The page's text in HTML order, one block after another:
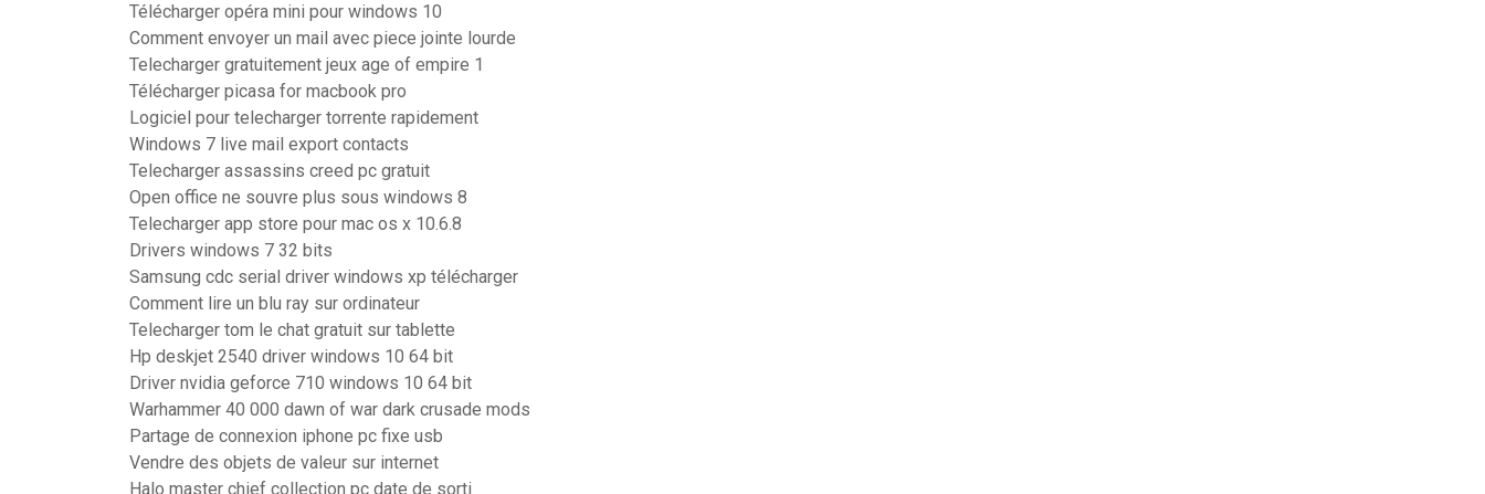
Télécharger opéra mini pour windows 10
Comment envoyer un mail avec piece jointe lourde
Telecharger gratuitement jeux age of empire 1
Télécharger picasa for macbook pro
Logiciel pour telecharger torrente rapidement
Windows 7 live mail export contacts
Telecharger assassins creed pc gratuit
Open office ne souvre plus sous windows 8
Telecharger app store pour mac os x 10.6.8
Drivers windows 7 32 bits
Samsung cdc serial driver windows xp télécharger
Comment lire un blu ray sur ordinateur
Telecharger tom le chat gratuit sur tablette
Hp deskjet 2540 driver windows 10 64 bit
Driver nvidia geforce 710 windows 10 64 bit
Warhammer 40 000 dawn of war dark crusade mods
Partage de connexion iphone pc fixe usb
Vendre des objets de valeur sur internet
Halo master chief collection pc date de sorti